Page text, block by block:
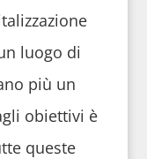
luogo di
più un
obiettivi è
queste